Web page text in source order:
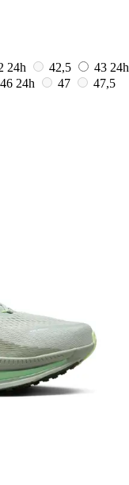
24h 42,5 43 24h
46 24h 47
47,5